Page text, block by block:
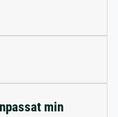
min